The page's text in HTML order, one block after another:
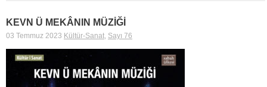
KEVN Ü MEKÂNIN MÜZİĞİ
03 Temmuz 2023 Kültür-Sanat, Sayı 76